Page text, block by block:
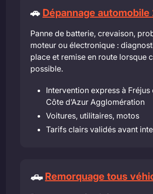
🚗 Dépannage automobile
Panne de batterie, crevaison,
moteur ou électronique :
place et remise en route lorsque
possible.
Intervention express à Fréjus
Côte d’Azur Agglomération
Voitures, utilitaires, motos
Tarifs clairs validés avant
🛻 Remorquage tous